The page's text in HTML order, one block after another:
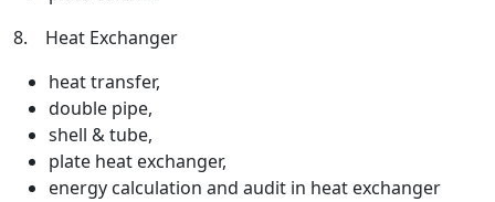
8. Heat Exchanger
heat transfer,
double pipe,
shell & tube,
plate heat exchanger,
energy calculation and audit in heat exchanger